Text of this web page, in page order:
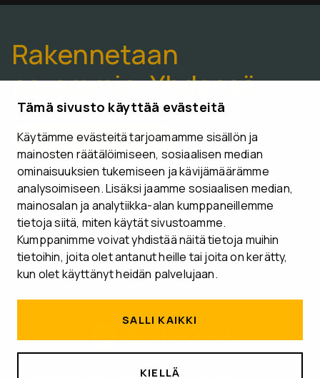
Tämä sivusto käyttää evästeitä
Käytämme evästeitä tarjoamamme sisällön ja
mainosten räätälöimiseen, sosiaalisen median
ominaisuuksien tukemiseen ja kävijämäärämme
analysoimiseen. Lisäksi jaamme sosiaalisen median,
mainosalan ja analytiikka-alan kumppaneillemme
tietoja siitä, miten käytät sivustoamme.
Kumppanimme voivat yhdistää näitä tietoja muihin
tietoihin, joita olet antanut heille tai joita on kerätty,
kun olet käyttänyt heidän palvelujaan.
SALLI KAIKKI
KIELLÄ
Rakennetaan
paremmin. Yhdessä.
VARAA ESITTELYAIKA
Seuraa meitä